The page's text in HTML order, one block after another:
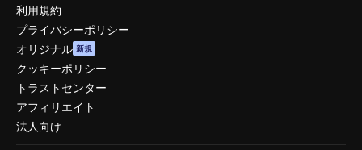
利用規約
プライバシーポリシー
オリジナル 新規
クッキーポリシー
トラストセンター
アフィリエイト
法人向け